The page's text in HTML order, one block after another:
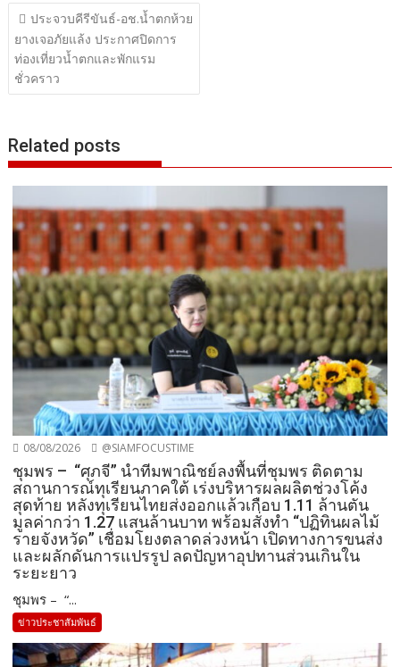
แนะแนว
เรื่อง
ประจวบคีรีขันธ์-อช.น้ำตกห้วย
ยางเจอภัยแล้ง ประกาศปิดการ
ท่องเที่ยวน้ำตกและพักแรม
ชั่วคราว
Related posts
08/08/2026 @SIAMFOCUSTIME
ชุมพร – “ศุภจี” นำทีมพาณิชย์ลงพื้นที่ชุมพร ติดตาม
สถานการณ์ทุเรียนภาคใต้ เร่งบริหารผลผลิตช่วงโค้ง
สุดท้าย หลังทุเรียนไทยส่งออกแล้วเกือบ 1.11 ล้านตัน
มูลค่ากว่า 1.27 แสนล้านบาท พร้อมสั่งทำ “ปฏิทินผลไม้
รายจังหวัด” เชื่อมโยงตลาดล่วงหน้า เปิดทางการขนส่ง
และผลักดันการแปรรูป ลดปัญหาอุปทานส่วนเกินใน
ระยะยาว
ชุมพร – “...
ข่าวประชาสัมพันธ์